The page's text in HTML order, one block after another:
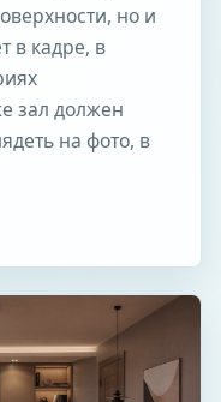
но и
в кадре, в
зал должен
на фото, в